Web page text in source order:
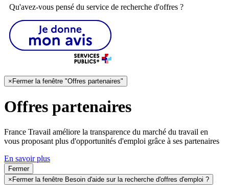
Qu'avez-vous pensé du service de recherche d'offres ?
× Fermer la fenêtre "Offres partenaires"
Offres partenaires
France Travail améliore la transparence du marché du travail en
vous proposant plus d'opportunités d'emploi grâce à ses partenaires
En savoir plus
Fermer
×Fermer la fenêtre Besoin d'aide sur la recherche d'offres d'emploi ?